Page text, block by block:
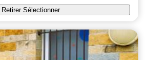
RetirerSélectionner